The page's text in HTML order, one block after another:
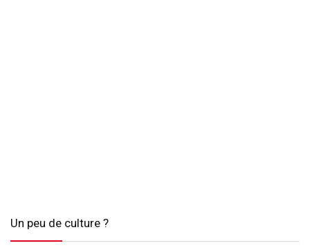
Un peu de culture ?